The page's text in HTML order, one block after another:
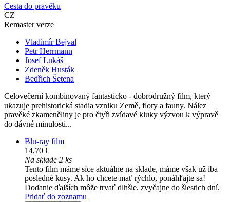
Cesta do pravěku
CZ
Remaster verze
Vladimír Bejval
Petr Herrmann
Josef Lukáš
Zdeněk Husták
Bedřich Šetena
Celovečerní kombinovaný fantasticko - dobrodružný film, který
ukazuje prehistorická stadia vzniku Země, flory a fauny. Nález
pravěké zkameněliny je pro čtyři zvídavé kluky výzvou k výpravě
do dávné minulosti...
Blu-ray film
14,70 €
Na sklade 2 ks
Tento film máme síce aktuálne na sklade, máme však už iba
posledné kusy. Ak ho chcete mať rýchlo, ponáhľajte sa!
Dodanie ďalších môže trvať dlhšie, zvyčajne do šiestich dní.
Pridať do zoznamu